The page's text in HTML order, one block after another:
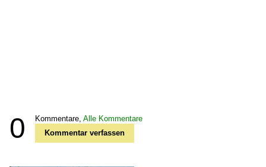
0 Kommentare, Alle Kommentare
Kommentar verfassen